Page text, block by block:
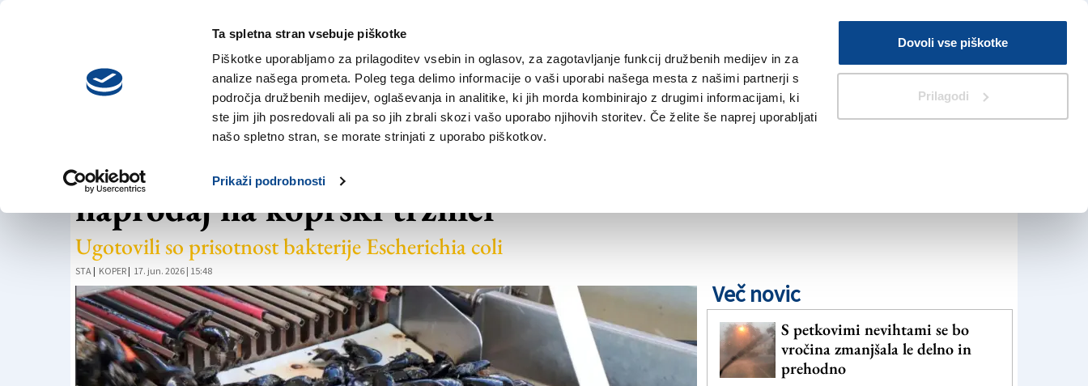
Ta spletna stran vsebuje piškotke
Piškotke uporabljamo za prilagoditev vsebin in oglasov, za zagotavljanje funkcij družbenih medijev in za
analize našega prometa. Poleg tega delimo informacije o vaši uporabi našega mesta z našimi partnerji s
področja družbenih medijev, oglaševanja in analitike, ki jih morda kombinirajo z drugimi informacijami, ki
ste jim jih posredovali ali pa so jih zbrali skozi vašo uporabo njihovih storitev. Če želite še naprej uporabljati
našo spletno stran, se morate strinjati z uporabo piškotkov.
Prikaži podrobnosti
Dovoli vse piškotke
Prilagodi
sreda,
5. avgusta 2026
V Kioskih
Iskanje
NOVICE TRŽAŠKA GORIŠKA KULTURA ŠPORT ŠE
Umik klapavic iz Hrvaške, ki so bile
naprodaj na koprski tržnici
Ugotovili so prisotnost bakterije Escherichia coli
STA | KOPER | 17. jun. 2026 | 15:48
Več novic
S petkovimi nevihtami se bo
vročina zmanjšala le delno in
prehodno